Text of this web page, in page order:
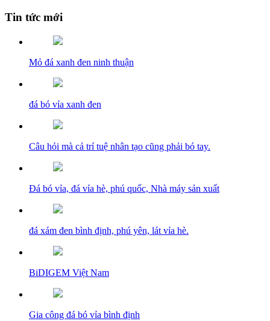
Tin tức mới
Mỏ đá xanh đen ninh thuận
đá bó vỉa xanh đen
Câu hỏi mà cả trí tuệ nhân tạo cũng phải bó tay.
Đá bó vỉa, đá vỉa hè, phú quốc, Nhà máy sản xuất
đá xám đen bình định, phú yên, lát vỉa hè.
BiDIGEM Việt Nam
Gia công đá bó vỉa bình định